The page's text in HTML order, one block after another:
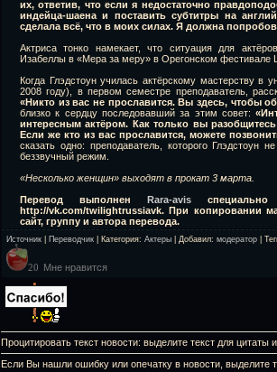
их, ответив, что если я недостаточно
индейца-шаена и поставить субтитры на
сделала всё, что в моих силах. Я должна
Актриса тонко намекает, что ситуация для
Изабеллы в «Мера за меру» в Орегонском фестивале
Когда Глэдстоун училась актёрскому мастерству в
2008 году), в первом семестре преподаватель,
«Никто из вас не прославится. Вы здесь, чтобы
близко к сердцу последовавший за этим совет:
интересным актёром. Как только вы
Если же кто из вас прославится, можете
сказать одно: преподаватель, которого Глэдстоун
беззвучный режим.
«Несколько женщин» выходят в прокат 3 марта.
Перевод выполнен Rara-avisспециально
http://vk.com/twilightrussiavk. При копировании
сайт, группу и автора перевода.
Источник Переводчик Категория: Актеры Добавил: модератор
20 Мне нравится
Процитировать текст новости: выделите текст для цитаты
Если Вы нашли ошибку или опечатку в новости, выделите